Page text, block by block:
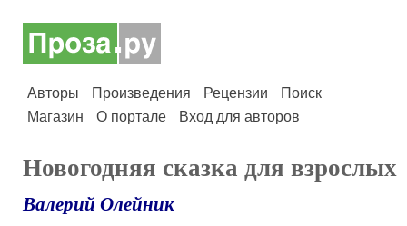
Авторы Произведения Рецензии
Поиск
Магазин
О портале Вход для авторов
Новогодняя сказка для взрослых
Валерий Олейник